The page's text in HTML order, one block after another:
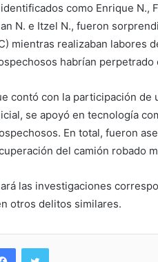
como Enrique N.,
N. e Itzel N., fueron
mientras realizaban labores
habrían
contó con la participación
se apoyó en tecnología
En total, fueron
del camión robado
las investigaciones
otros delitos similares.
FacebookTwitter